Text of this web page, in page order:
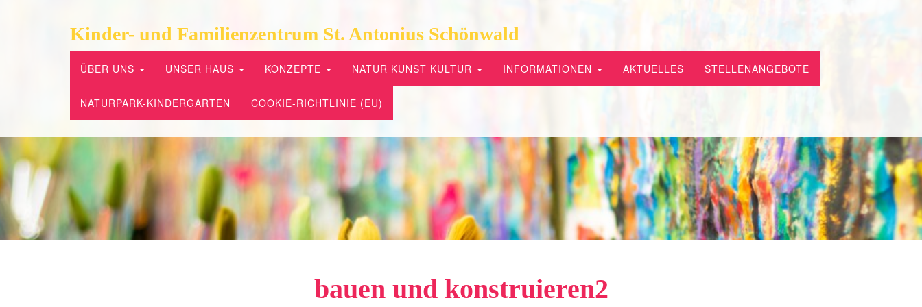
Kinder- und Familienzentrum St. Antonius Schönwald
ÜBER UNS UNSER HAUS KONZEPTE NATUR KUNST KULTUR INFORMATIONEN AKTUELLES STELLENANGEBOTE
NATURPARK-KINDERGARTEN COOKIE-RICHTLINIE (EU)
bauen und konstruieren2